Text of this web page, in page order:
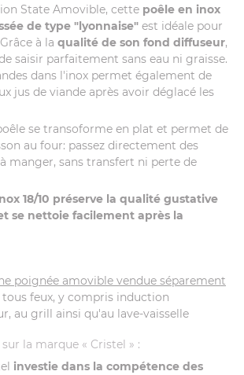
State Amovible, cette poêle en inox
de type "lyonnaise" est idéale pour
à la qualité de son fond diffuseur,
saisir parfaitement sans eau ni graisse.
dans l'inox permet également de
jus de viande après avoir déglacé les
se transoforme en plat et permet de
au four: passez directement des
manger, sans transfert ni perte de
18/10 préserve la qualité gustative
se nettoie facilement après la
poignée amovible vendue séparement
feux, y compris induction
au grill ainsi qu'au lave-vaisselle
la marque « Cristel » :
investie dans la compétence des